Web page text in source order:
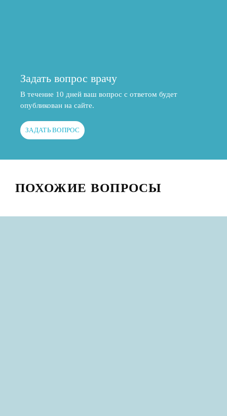
Задать вопрос врачу
В течение 10 дней ваш вопрос с ответом будет
опубликован на сайте.
ЗАДАТЬ ВОПРОС
ПОХОЖИЕ ВОПРОСЫ